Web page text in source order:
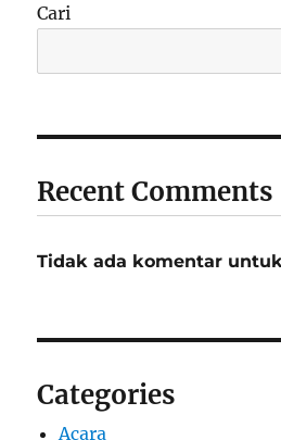
Cari
Recent Comments
Tidak ada komentar
Categories
Acara